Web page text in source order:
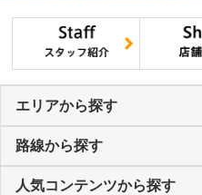
エリアから探す
路線から探す
人気コンテンツから探す